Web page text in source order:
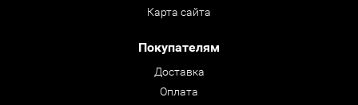
Карта сайта
Покупателям
Доставка
Оплата